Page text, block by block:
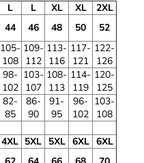
L L XL XL
2XL
44 46 48 50
52
105-
108
109-
112
113-
116
117-
121
122-
126
98-
102
103-
107
108-
113
114-
119
120-
125
82-
85
86-
90
91-
95
96-
102
103-
108
4XL 5XL 5XL 6XL 6XL